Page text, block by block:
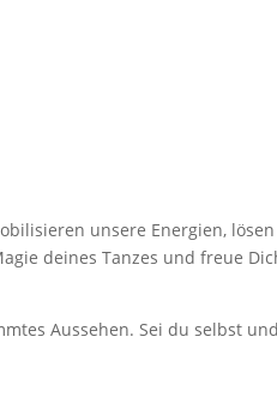
unsere Energien,
deines Tanzes und freue
Aussehen. Sei du selbst